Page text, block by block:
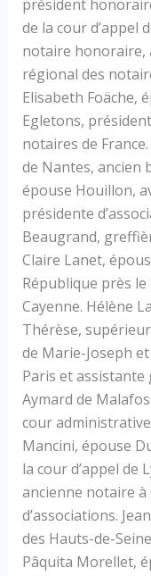
président
de la cour d’appel
notaire honoraire,
régional des
Elisabeth Foäche,
Egletons,
notaires de
de Nantes, ancien
épouse Houillon,
présidente
Beaugrand,
Claire Lanet,
République près
Cayenne. Hélène
Thérèse,
de Marie-Joseph
Paris et
Aymard de
cour administrative
Mancini, épouse
la cour d’appel de
ancienne notaire
d’associations.
des Hauts-de-
Pâquita Morellet,